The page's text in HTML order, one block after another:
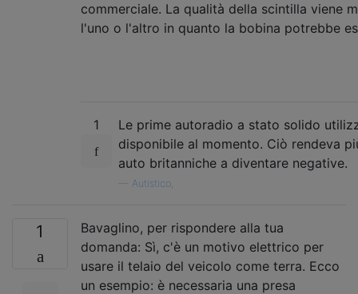
commerciale. La qualità della scintilla viene
l'uno o l'altro in quanto la bobina potrebbe
1
Le prime autoradio a stato solido
disponibile al momento. Ciò rendeva
auto britanniche a diventare negative.
Autistico,
1
Bavaglino, per rispondere alla tua
domanda: Sì, c'è un motivo elettrico per
usare il telaio del veicolo come terra. Ecco
un esempio: è necessaria una presa